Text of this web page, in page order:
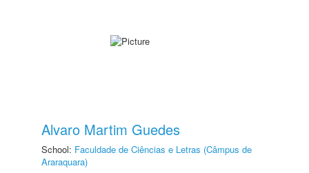
Alvaro Martim Guedes
School: Faculdade de Ciências e Letras (Câmpus de
Araraquara)